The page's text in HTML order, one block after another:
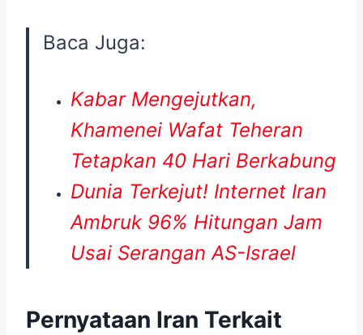
Baca Juga:
Kabar Mengejutkan,
Khamenei Wafat Teheran
Tetapkan 40 Hari Berkabung
Dunia Terkejut! Internet Iran
Ambruk 96% Hitungan Jam
Usai Serangan AS-Israel
Pernyataan Iran Terkait